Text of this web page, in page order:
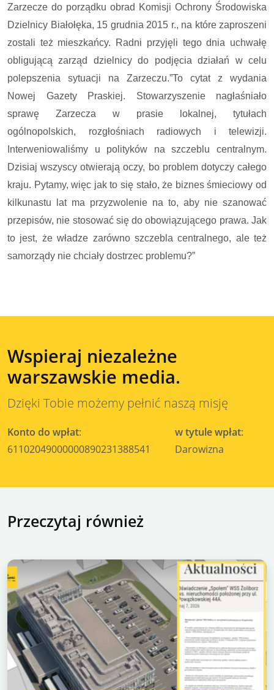
Zarzecze do porządku obrad Komisji Ochrony Środowiska
Dzielnicy Białołęka, 15 grudnia 2015 r., na które zaproszeni
zostali też mieszkańcy. Radni przyjęli tego dnia uchwałę
obligującą zarząd dzielnicy do podjęcia działań w celu
polepszenia sytuacji na Zarzeczu.”To cytat z wydania
Nowej Gazety Praskiej. Stowarzyszenie nagłaśniało
sprawę Zarzecza w prasie lokalnej, tytułach
ogólnopolskich, rozgłośniach radiowych i telewizji.
Interweniowaliśmy u polityków na szczeblu centralnym.
Dzisiaj wszyscy otwierają oczy, bo problem dotyczy całego
kraju. Pytamy, więc jak to się stało, że biznes śmieciowy od
kilkunastu lat ma przyzwolenie na to, aby nie szanować
przepisów, nie stosować się do obowiązującego prawa. Jak
to jest, że władze zarówno szczebla centralnego, ale też
samorządy nie chciały dostrzec problemu?”
Wspieraj niezależne
warszawskie media.
Dzięki Tobie możemy pełnić naszą misję
Konto do wpłat:
61102049000000890231388541
w tytule wpłat:
Darowizna
Przeczytaj również